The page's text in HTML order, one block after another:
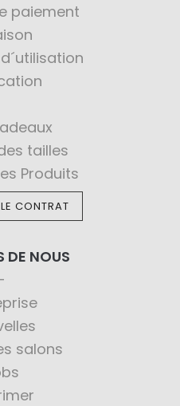
paiement
tailles
Produits
CONTRAT
DE NOUS
salons